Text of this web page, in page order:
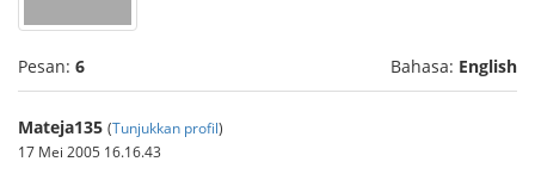
Pesan: 6 Bahasa: English
Mateja135 (Tunjukkan profil)
17 Mei 2005 16.16.43